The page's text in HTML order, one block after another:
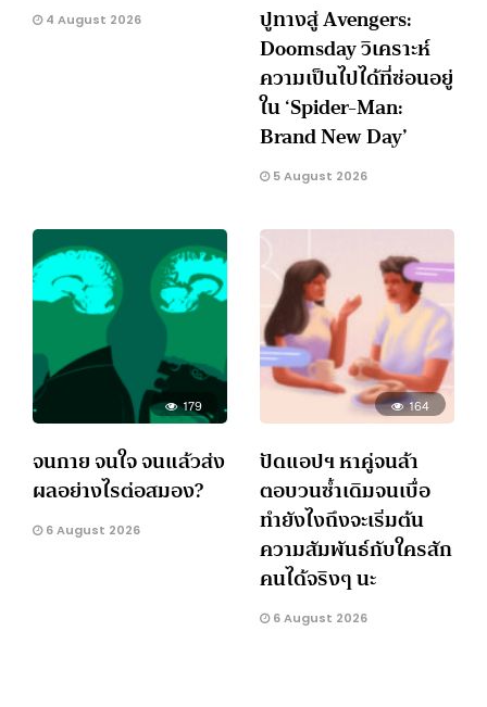
4 August 2026
ปูทางสู่ Avengers:
Doomsday วิเคราะห์
ความเป็นไปได้ที่ซ่อนอยู่
ใน ‘Spider-Man:
Brand New Day’
5 August 2026
179
จนกาย จนใจ จนแล้วส่ง
ผลอย่างไรต่อสมอง?
6 August 2026
164
ปัดแอปฯ หาคู่จนล้า
ตอบวนซ้ำเดิมจนเบื่อ
ทำยังไงถึงจะเริ่มต้น
ความสัมพันธ์กับใครสัก
คนได้จริงๆ นะ
6 August 2026